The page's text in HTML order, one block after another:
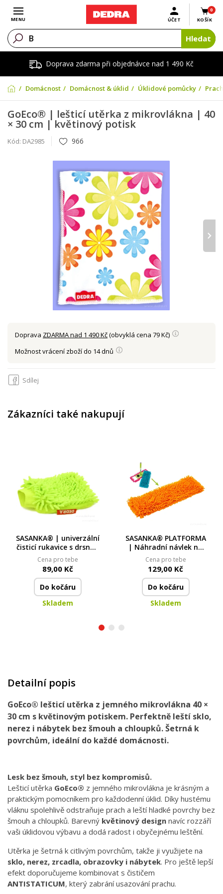
Doprava zdarma při objednávce nad 1 490 Kč
Otevřít menu
MENU
0
KOŠÍK
ÚČET
Hledat
Domácnost Domácnost & úklid Úklidové pomůcky
GoEco® | lešticí utěrka z mikrovlákna | 40
× 30 cm | květinový potisk
Kód: DA2985 966
›
Doprava ZDARMA nad 1 490 Kč(obvyklá cena 79 Kč)
Možnost vrácení zboží do 14 dnů
Sdílej
Zákazníci také nakupují
SASANKA® | univerzální
čisticí rukavice s drsnou
a jemnou stranou |
23 × 20 cm
Cena pro tebe
89,00 Kč
Do kočáru
Skladem
SASANKA® PLATFORMA
| Náhradní návlek na
mop | 39 × 10 cm
Cena pro tebe
129,00 Kč
Do kočáru
Skladem
Detailní popis
GoEco® lešticí utěrka z jemného mikrovlákna 40 ×
30 cm s květinovým potiskem. Perfektně leští sklo,
nerez i nábytek bez šmouh a chloupků. Šetrná k
povrchům, ideální do každé domácnosti.
Lesk bez šmouh, styl bez kompromisů.
Lešticí utěrka GoEco® z jemného mikrovlákna je krásným a
praktickým pomocníkem pro každodenní úklid. Díky hustému
vláknu spolehlivě odstraňuje prach a leští hladké povrchy bez
šmouh a chloupků. Barevný květinový design navíc rozzáří
vaši úklidovou výbavu a dodá radost i obyčejnému leštění.
Utěrka je šetrná k citlivým povrchům, takže ji využijete na
sklo, nerez, zrcadla, obrazovky i nábytek. Pro ještě lepší
efekt doporučujeme kombinovat s čističem
ANTISTATICUM, který zabrání usazování prachu.